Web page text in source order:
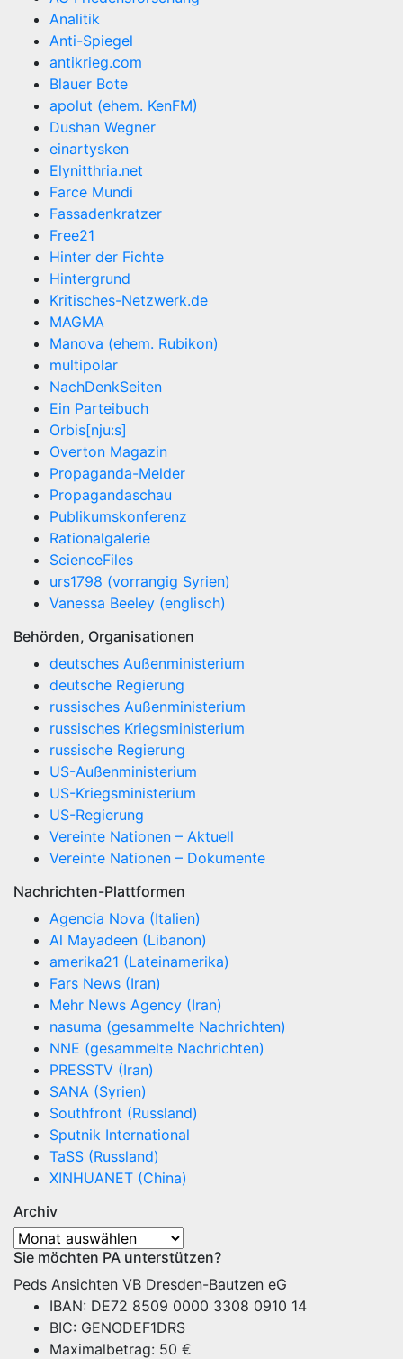
Analitik
Anti-Spiegel
antikrieg.com
Blauer Bote
apolut (ehem. KenFM)
Dushan Wegner
einartysken
Elynitthria.net
Farce Mundi
Fassadenkratzer
Free21
Hinter der Fichte
Hintergrund
Kritisches-Netzwerk.de
MAGMA
Manova (ehem. Rubikon)
multipolar
NachDenkSeiten
Ein Parteibuch
Orbis[nju:s]
Overton Magazin
Propaganda-Melder
Propagandaschau
Publikumskonferenz
Rationalgalerie
ScienceFiles
urs1798 (vorrangig Syrien)
Vanessa Beeley (englisch)
Behörden, Organisationen
deutsches Außenministerium
deutsche Regierung
russisches Außenministerium
russisches Kriegsministerium
russische Regierung
US-Außenministerium
US-Kriegsministerium
US-Regierung
Vereinte Nationen – Aktuell
Vereinte Nationen – Dokumente
Nachrichten-Plattformen
Agencia Nova (Italien)
Al Mayadeen (Libanon)
amerika21 (Lateinamerika)
Fars News (Iran)
Mehr News Agency (Iran)
nasuma (gesammelte Nachrichten)
NNE (gesammelte Nachrichten)
PRESSTV (Iran)
SANA (Syrien)
Southfront (Russland)
Sputnik International
TaSS (Russland)
XINHUANET (China)
Archiv
Archiv
Sie möchten PA unterstützen?
Peds Ansichten VB Dresden-Bautzen eG
IBAN: DE72 8509 0000 3308 0910 14
BIC: GENODEF1DRS
Maximalbetrag: 50 €